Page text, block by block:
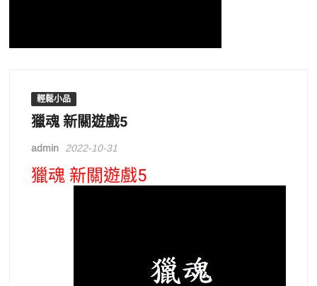
輕鬆小品
獵魂 新關遊戲5
admin 2022-10-31
獵魂 新關遊戲5